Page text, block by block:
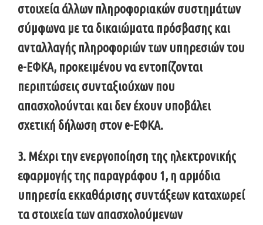
στοιχεία άλλων πληροφοριακών συστημάτων
σύμφωνα με τα δικαιώματα πρόσβασης και
ανταλλαγής πληροφοριών των υπηρεσιών του
e-ΕΦΚΑ, προκειμένου να εντοπίζονται
περιπτώσεις συνταξιούχων που
απασχολούνται και δεν έχουν υποβάλει
σχετική δήλωση στον e-ΕΦΚΑ.
3. Μέχρι την ενεργοποίηση της ηλεκτρονικής
εφαρμογής της παραγράφου 1, η αρμόδια
υπηρεσία εκκαθάρισης συντάξεων καταχωρεί
τα στοιχεία των απασχολούμενων